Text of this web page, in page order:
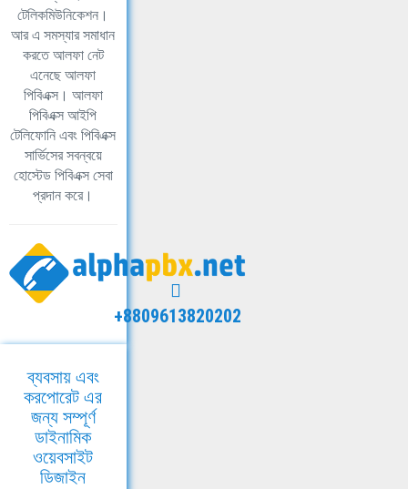
টেলিকমিউনিকেশন।
আর এ সমস্যার সমাধান
করতে আলফা নেট
এনেছে আলফা
পিবিএক্স। আলফা
পিবিএক্স আইপি
টেলিফোনি এবং পিবিএক্স
সার্ভিসের সবন্বয়ে
হোস্টেড পিবিএক্স সেবা
প্রদান করে।
+8809613820202
ব্যবসায় এবং
করপোরেট এর
জন্য সম্পূর্ণ
ডাইনামিক
ওয়েবসাইট
ডিজাইন